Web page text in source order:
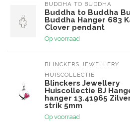
BUDDHA TO BUDDHA
Buddha to Buddha
Buddha Hanger 683
Clover pendant
Op voorraad
BLINCKERS JEWELLERY
HUISCOLLECTIE
Blinckers Jewellery
Huiscollectie BJ
hanger 13.41965
strik 5mm
Op voorraad